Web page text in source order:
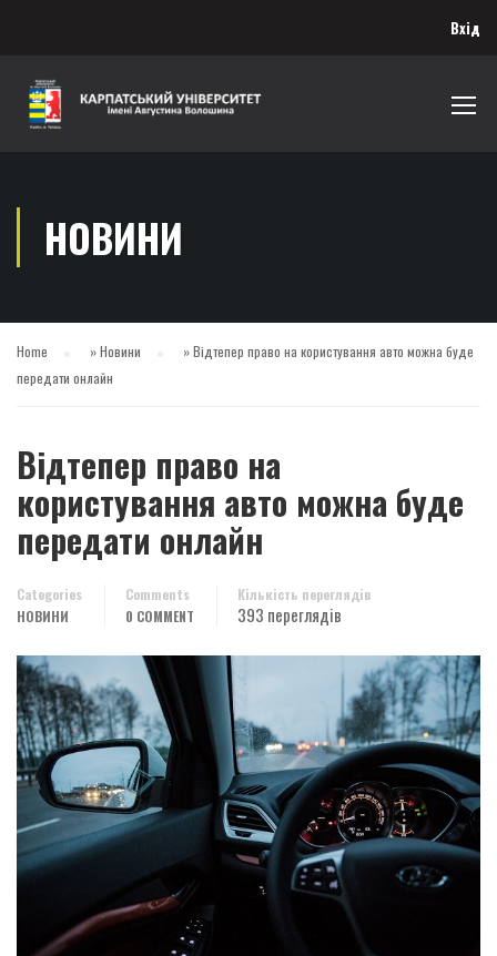
Вхід
НОВИНИ
Home »Новини »Відтепер право на користування авто можна буде
передати онлайн
Відтепер право на
користування авто можна буде
передати онлайн
Categories
НОВИНИ
Comments
0 COMMENT
Кількість переглядів
393 переглядів